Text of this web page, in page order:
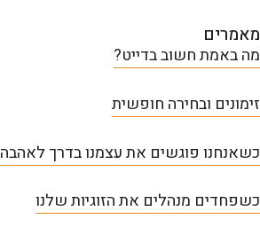
מאמרים
מה באמת חשוב בדייט?
זימונים ובחירה חופשית
כשאנחנו פוגשים את עצמנו בדרך לאהבה
כשפחדים מנהלים את הזוגיות שלנו